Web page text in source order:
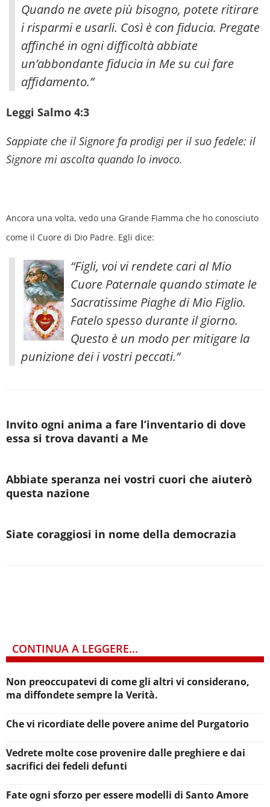
Quando ne avete più bisogno, potete ritirare
i risparmi e usarli. Così è con fiducia. Pregate
affinché in ogni difficoltà abbiate
un’abbondante fiducia in Me su cui fare
affidamento.”
Leggi Salmo 4:3
Sappiate che il Signore fa prodigi per il suo fedele: il
Signore mi ascolta quando lo invoco.
Ancora una volta, vedo una Grande Fiamma che ho conosciuto
come il Cuore di Dio Padre. Egli dice:
“Figli, voi vi rendete cari al Mio
Cuore Paternale quando stimate le
Sacratissime Piaghe di Mio Figlio.
Fatelo spesso durante il giorno.
Questo è un modo per mitigare la
punizione dei i vostri peccati.”
Invito ogni anima a fare l’inventario di dove
essa si trova davanti a Me
Abbiate speranza nei vostri cuori che aiuterò
questa nazione
Siate coraggiosi in nome della democrazia
CONTINUA A LEGGERE...
Non preoccupatevi di come gli altri vi considerano,
ma diffondete sempre la Verità.
Che vi ricordiate delle povere anime del Purgatorio
Vedrete molte cose provenire dalle preghiere e dai
sacrifici dei fedeli defunti
Fate ogni sforzo per essere modelli di Santo Amore